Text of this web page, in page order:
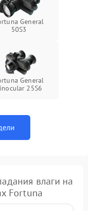
General
50S3
General
25S6
влаги на
Fortuna